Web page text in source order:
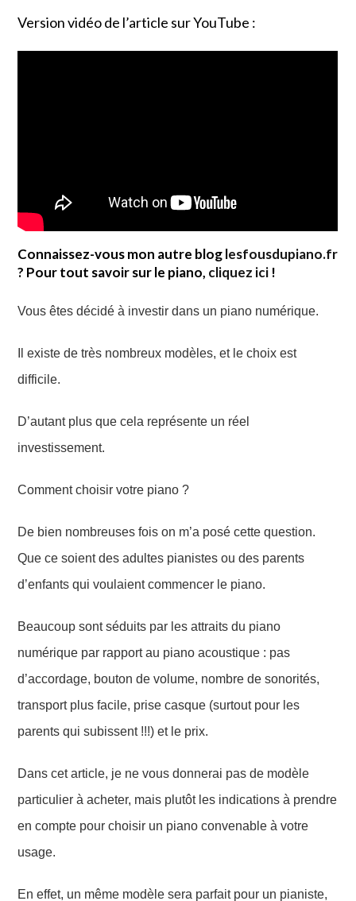
Version vidéo de l’article sur YouTube :
Connaissez-vous mon autre bloglesfousdupiano.fr
? Pour tout savoir sur le piano, cliquez ici !
Vous êtes décidé à investir dans un piano numérique.
Il existe de très nombreux modèles, et le choix est
difficile.
D’autant plus que cela représente un réel
investissement.
Comment choisir votre piano ?
De bien nombreuses fois on m’a posé cette question.
Que ce soient des adultes pianistes ou des parents
d’enfants qui voulaient commencer le piano.
Beaucoup sont séduits par les attraits du piano
numérique par rapport au piano acoustique : pas
d’accordage, bouton de volume, nombre de sonorités,
transport plus facile, prise casque (surtout pour les
parents qui subissent !!!) et le prix.
Dans cet article, je ne vous donnerai pas de modèle
particulier à acheter, mais plutôt les indications à prendre
en compte pour choisir un piano convenable à votre
usage.
En effet, un même modèle sera parfait pour un pianiste,